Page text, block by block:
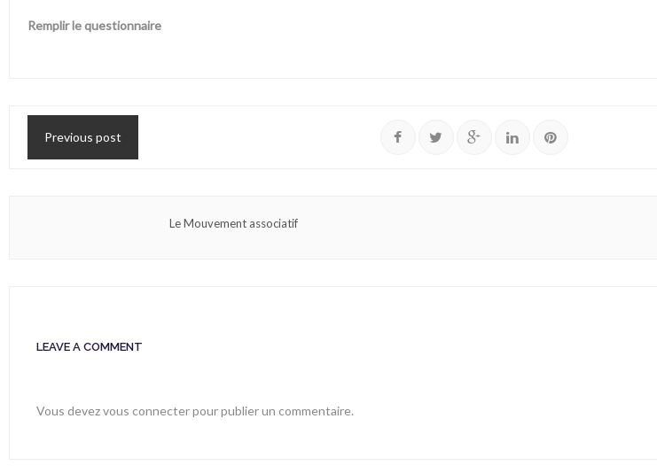
Remplir le questionnaire
Previous post
Le Mouvement associatif
LEAVE A COMMENT
Vous devezvous connecterpour publier un commentaire.